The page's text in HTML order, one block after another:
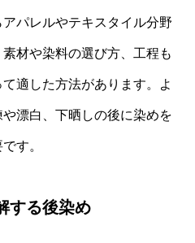
パレルやテキスタイル分野
材や染料の選び方、工程も
適した方法があります。よ
漂白、下晒しの後に染めを
す。
する後染め